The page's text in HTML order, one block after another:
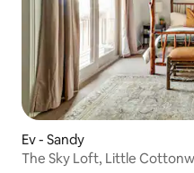
Ev - Sandy
The Sky Loft, Little